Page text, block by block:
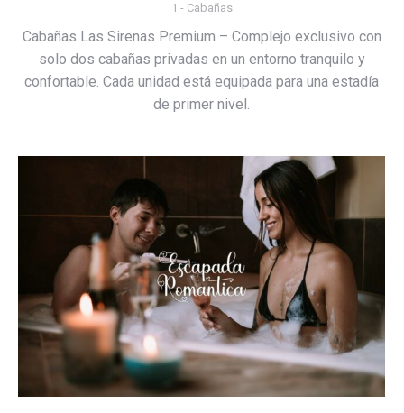
1 - Cabañas
Cabañas Las Sirenas Premium – Complejo exclusivo con
solo dos cabañas privadas en un entorno tranquilo y
confortable. Cada unidad está equipada para una estadía
de primer nivel.